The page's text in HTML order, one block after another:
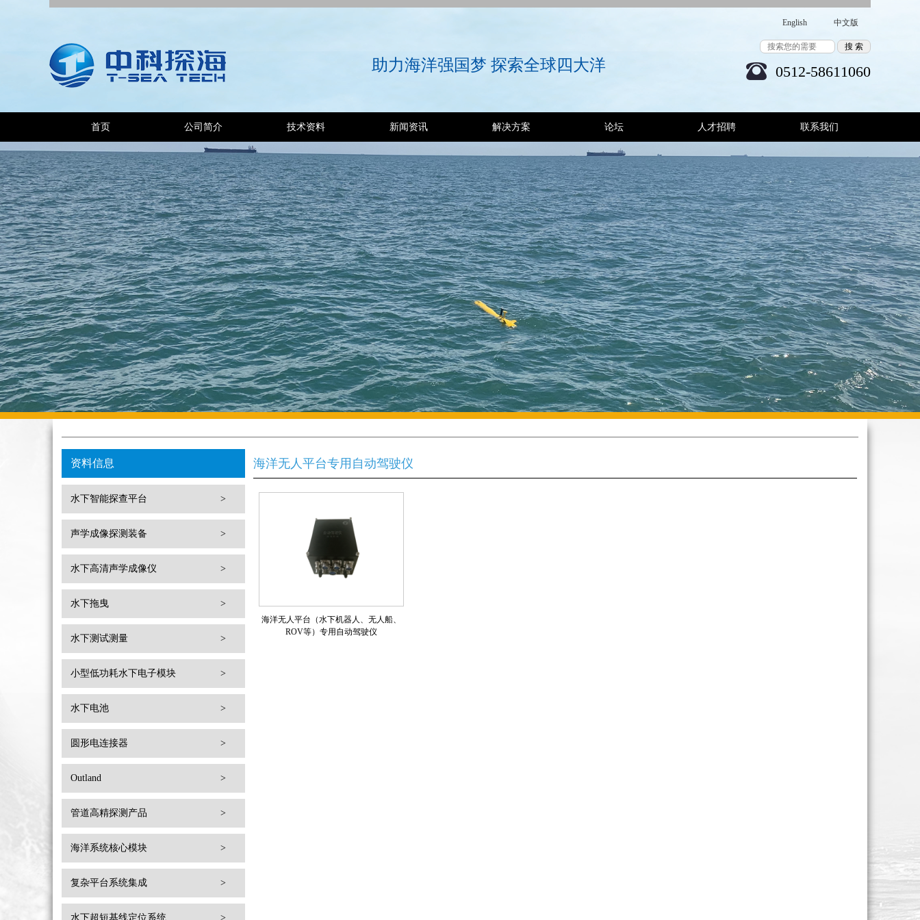
English 中文版
0512-58611060
助力海洋强国梦 探索全球四大洋
首页 公司简介 技术资料 新闻资讯 解决方案 论坛 人才招聘 联系我们
资料信息
水下智能探查平台 >
声学成像探测装备 >
水下高清声学成像仪 >
水下拖曳 >
水下测试测量 >
小型低功耗水下电子模块 >
水下电池 >
圆形电连接器 >
Outland >
管道高精探测产品 >
海洋系统核心模块 >
复杂平台系统集成 >
水下超短基线定位系统 >
海洋无人平台专用自动驾驶仪
海洋无人平台（水下机器人、无人船、
ROV等）专用自动驾驶仪